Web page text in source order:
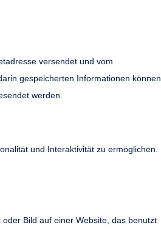
versendet und vom
gespeicherten Informationen können
werden.
und Interaktivität zu ermöglichen.
Bild auf einer Website, das benutzt